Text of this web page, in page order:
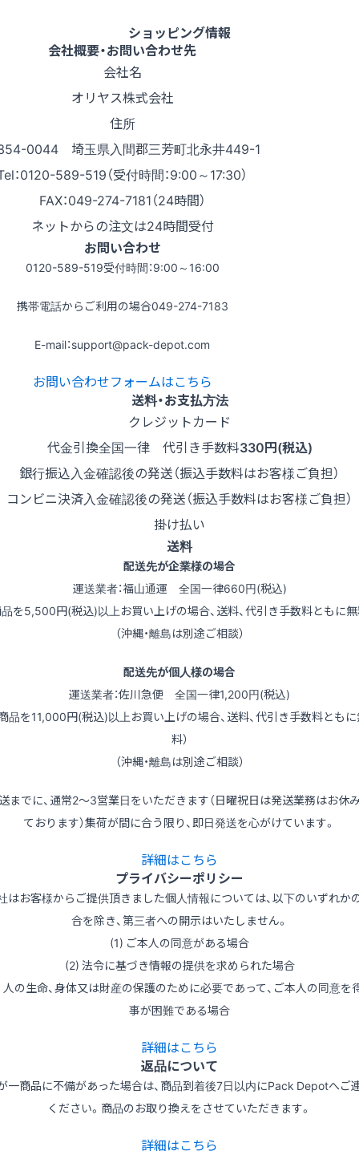
ショッピング情報
会社概要・お問い合わせ先
会社名
オリヤス株式会社
住所
0044 埼玉県入間郡三芳町北永井449-1
：0120-589-519（受付時間：9:00～17:30）
FAX：049-274-7181（24時間）
ネットからの注文は24時間受付
お問い合わせ
0120-589-519受付時間：9:00～16:00
携帯電話からご利用の場合049-274-7183
E-mail：support@pack-depot.com
お問い合わせフォームはこちら
送料・お支払方法
クレジットカード
代金引換全国一律 代引き手数料330円(税込)
銀行振込入金確認後の発送（振込手数料はお客様ご負担）
コンビニ決済入金確認後の発送（振込手数料はお客様ご負担）
掛け払い
送料
配送先が企業様の場合
運送業者：福山通運 全国一律660円(税込)
品を5,500円(税込)以上お買い上げの場合、送料、代引き手数料ともに無
（沖縄・離島は別途ご相談）
配送先が個人様の場合
運送業者：佐川急便 全国一律1,200円(税込)
品を11,000円(税込)以上お買い上げの場合、送料、代引き手数料とも
料）
（沖縄・離島は別途ご相談）
までに、通常2～3営業日をいただきます（日曜祝日は発送業務はお休
ております）集荷が間に合う限り、即日発送を心がけています。
詳細はこちら
プライバシーポリシー
はお客様からご提供頂きました個人情報については、以下のいずれか
合を除き、第三者への開示はいたしません。
(1) ご本人の同意がある場合
(2) 法令に基づき情報の提供を求められた場合
の生命、身体又は財産の保護のために必要であって、ご本人の同意を
事が困難である場合
詳細はこちら
返品について
一商品に不備があった場合は、商品到着後7日以内にPack Depotへご
ください。商品のお取り換えをさせていただきます。
詳細はこちら